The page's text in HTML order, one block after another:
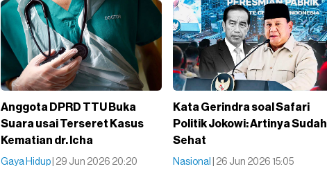
Anggota DPRD TTU Buka
Suara usai Terseret Kasus
Kematian dr. Icha
Gaya Hidup | 29 Jun 2026 20:20
Kata Gerindra soal Safari
Politik Jokowi: Artinya Sudah
Sehat
Nasional | 26 Jun 2026 15:05